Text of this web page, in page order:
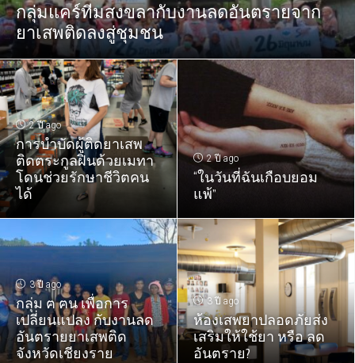
กลุ่มแคร์ทีมสงขลากับงานลดอันตรายจาก
ยาเสพติดลงสู่ชุมชน
2 ปี ago
การบำบัดผู้ติดยาเสพ
ติดตระกูลฝิ่นด้วยเมทา
โดนช่วยรักษาชีวิตคน
ได้
2 ปี ago
“ในวันที่ฉันเกือบยอม
แพ้”
3 ปี ago
กลุ่ม ฅ ฅน เพื่อการ
เปลี่ยนแปลง กับงานลด
อันตรายยาเสพติด
จังหวัดเชียงราย
3 ปี ago
ห้องเสพยาปลอดภัยส่ง
เสริมให้ใช้ยา หรือ ลด
อันตราย?